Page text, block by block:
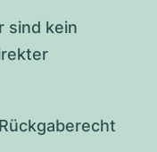
sind kein